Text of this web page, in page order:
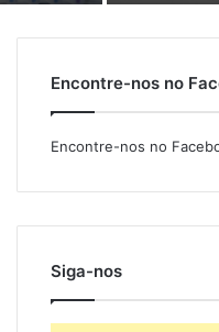
Encontre-nos no
Encontre-nos no
Siga-nos